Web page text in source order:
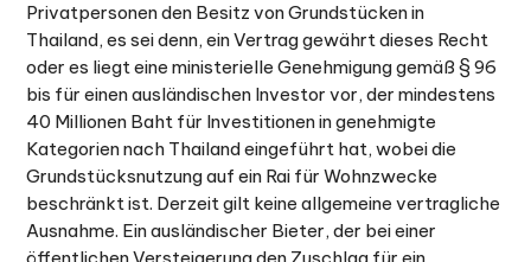
Privatpersonen den Besitz von Grundstücken in
Thailand, es sei denn, ein Vertrag gewährt dieses Recht
oder es liegt eine ministerielle Genehmigung gemäß § 96
bis für einen ausländischen Investor vor, der mindestens
40 Millionen Baht für Investitionen in genehmigte
Kategorien nach Thailand eingeführt hat, wobei die
Grundstücksnutzung auf ein Rai für Wohnzwecke
beschränkt ist. Derzeit gilt keine allgemeine vertragliche
Ausnahme. Ein ausländischer Bieter, der bei einer